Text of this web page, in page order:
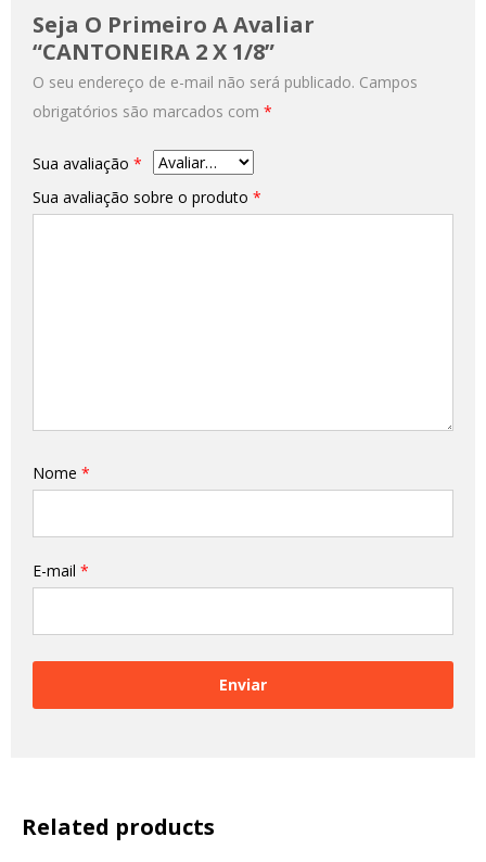
Seja O Primeiro A Avaliar
“CANTONEIRA 2 X 1/8”
O seu endereço de e-mail não será publicado. Campos
obrigatórios são marcados com *
Sua avaliação *
Sua avaliação sobre o produto *
Nome *
E-mail *
Related products